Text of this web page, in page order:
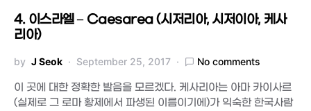
4. 이스라엘 – Caesarea (시저리아, 시저이아, 케사
리아)
by J Seok September 25, 2017 No comments
이 곳에 대한 정확한 발음을 모르겠다. 케사리아는 아마 카이사르
(실제로 그 로마 황제에서 파생된 이름이기에)가 익숙한 한국사람